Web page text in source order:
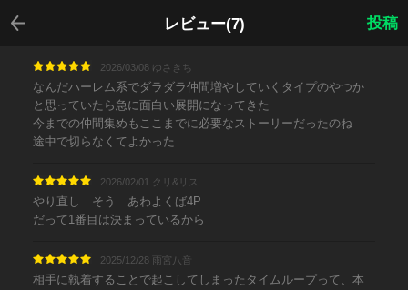
レビュー(7)
戻る
投稿
2026/03/08 ゆさきち
なんだハーレム系でダラダラ仲間増やしていくタイプのやつか
と思っていたら急に面白い展開になってきた
今までの仲間集めもここまでに必要なストーリーだったのね
途中で切らなくてよかった
2026/02/01 クリ&リス
やり直し そう あわよくば4P
だって1番目は決まっているから
2025/12/28 雨宮八音
相手に執着することで起こしてしまったタイムループって、本